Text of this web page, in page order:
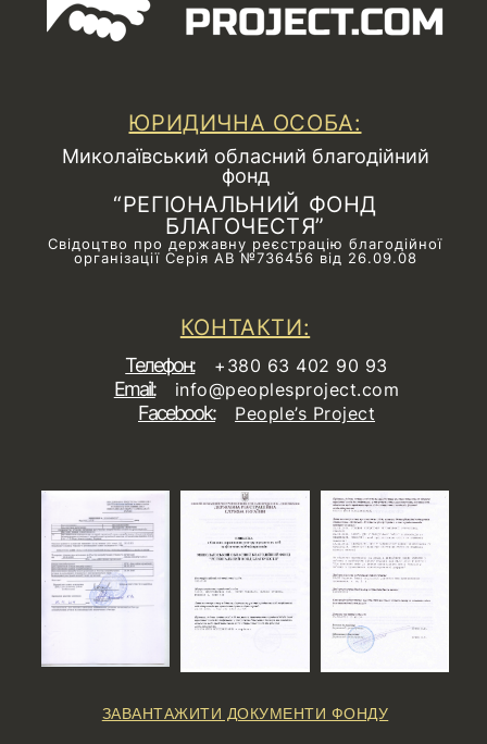
ЮРИДИЧНА ОСОБА:
Миколаївський обласний благодійний
фонд
“РЕГІОНАЛЬНИЙ ФОНД
БЛАГОЧЕСТЯ”
Свідоцтво про державну реєстрацію благодійної
організації Серія АВ №736456 від 26.09.08
КОНТАКТИ:
Телефон: +380 63 402 90 93
Email: info@peoplesproject.com
Facebook: People’s Project
ЗАВАНТАЖИТИ ДОКУМЕНТИ ФОНДУ